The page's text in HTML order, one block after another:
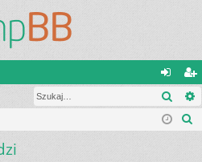
al
og
ar
ej